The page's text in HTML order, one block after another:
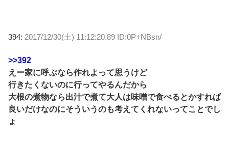
394: 2017/12/30(土) 11:12:20.89 ID:0P+NBsn/
>>392
えー家に呼ぶなら作れよって思うけど
行きたくないのに行ってやるんだから
大根の煮物なら出汁で煮て大人は味噌で食べるとかすれば
良いだけなのにそういうのも考えてくれないってことでし
ょ